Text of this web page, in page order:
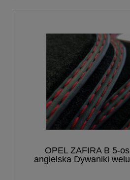
OPEL ZAFIRA B 5-
angielska Dywaniki